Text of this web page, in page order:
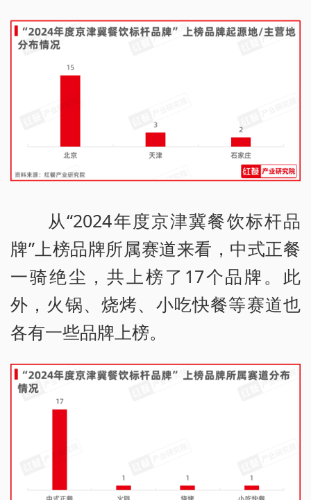
从“2024年度京津冀餐饮标杆品
牌”上榜品牌所属赛道来看，中式正餐
一骑绝尘，共上榜了17个品牌。此
外，火锅、烧烤、小吃快餐等赛道也
各有一些品牌上榜。